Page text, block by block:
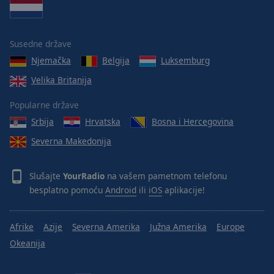
Area
Background
Opacity
Font
Size
Edge
Style
Font
Family
Susedne države
Njemačka
Belgija
Luksemburg
Velika Britanija
Popularne države
Srbija
Hrvatska
Bosna i Hercegovina
Severna Makedonija
Slušajte YourRadio na vašem pametnom telefonu
besplatno pomoću Android ili iOS aplikacije!
Afrike Azije Severna Amerika Južna Amerika
Europe
Okeanija